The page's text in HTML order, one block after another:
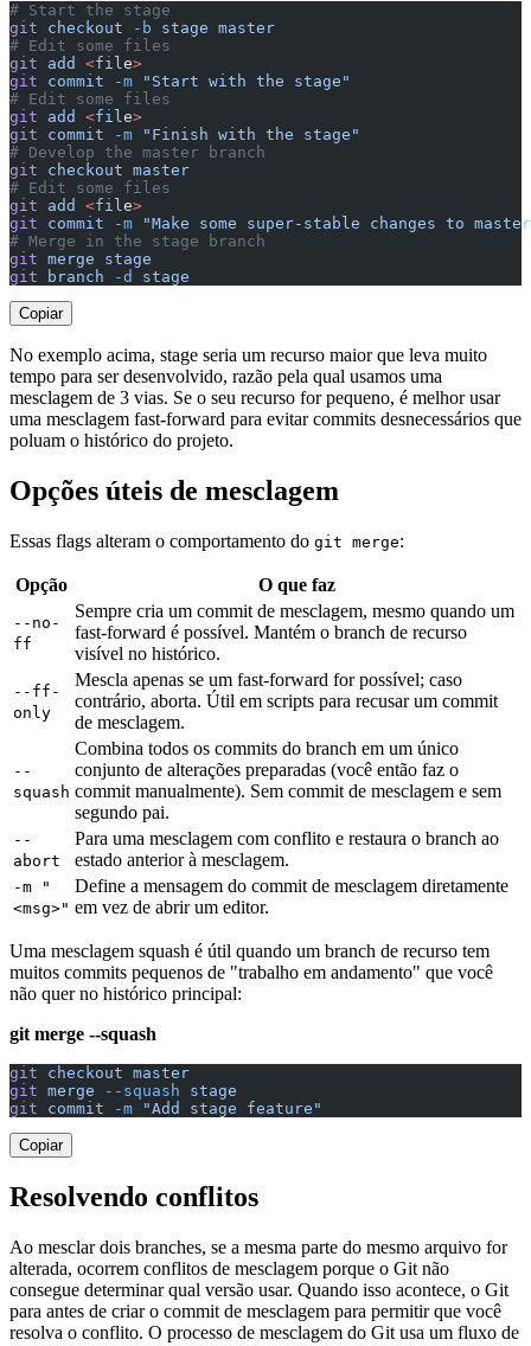
# Start the stage
git checkout -b stage master
# Edit some files
git add <file>
git commit -m "Start with the stage"
# Edit some files
git add <file>
git commit -m "Finish with the stage"
# Develop the master branch
git checkout master
# Edit some files
git add <file>
git commit -m "Make some super-stable changes to
# Merge in the stage branch
git merge stage
git branch -d stage
Copiar
No exemplo acima, stage seria um recurso maior que leva muito
tempo para ser desenvolvido, razão pela qual usamos uma
mesclagem de 3 vias. Se o seu recurso for pequeno, é melhor usar
uma mesclagem fast-forward para evitar commits desnecessários que
poluam o histórico do projeto.
Opções úteis de mesclagem
Essas flags alteram o comportamento do git merge:
Opção O que faz
--no-
ff
Sempre cria um commit de mesclagem, mesmo quando um
fast-forward é possível. Mantém o branch de recurso
visível no histórico.
--ff-
only
Mescla apenas se um fast-forward for possível; caso
contrário, aborta. Útil em scripts para recusar um commit
de mesclagem.
--
squash
Combina todos os commits do branch em um único
conjunto de alterações preparadas (você então faz o
commit manualmente). Sem commit de mesclagem e sem
segundo pai.
--
abort
Para uma mesclagem com conflito e restaura o branch ao
estado anterior à mesclagem.
-m "
<msg>"
Define a mensagem do commit de mesclagem diretamente
em vez de abrir um editor.
Uma mesclagem squash é útil quando um branch de recurso tem
muitos commits pequenos de "trabalho em andamento" que você
não quer no histórico principal:
git merge --squash
git checkout master
git merge --squash stage
git commit -m "Add stage feature"
Copiar
Resolvendo conflitos
Ao mesclar dois branches, se a mesma parte do mesmo arquivo for
alterada, ocorrem conflitos de mesclagem porque o Git não
consegue determinar qual versão usar. Quando isso acontece, o Git
para antes de criar o commit de mesclagem para permitir que você
resolva o conflito. O processo de mesclagem do Git usa um fluxo de